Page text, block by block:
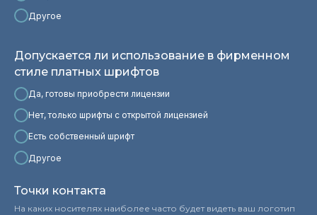
Другое
Допускается ли использование в фирменном
стиле платных шрифтов
Да, готовы приобрести лицензии
Нет, только шрифты с открытой лицензией
Есть собственный шрифт
Другое
Точки контакта
На каких носителях наиболее часто будет видеть ваш логотип